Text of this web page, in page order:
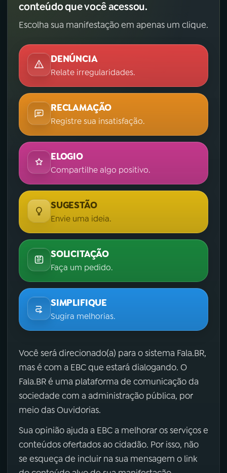
conteúdo que você acessou.
Escolha sua manifestação em apenas um clique.
DENÚNCIA
Relate irregularidades.
RECLAMAÇÃO
Registre sua insatisfação.
ELOGIO
Compartilhe algo positivo.
SUGESTÃO
Envie uma ideia.
SOLICITAÇÃO
Faça um pedido.
SIMPLIFIQUE
Sugira melhorias.
Você será direcionado(a) para o sistema Fala.BR,
mas é com a EBC que estará dialogando. O
Fala.BR é uma plataforma de comunicação da
sociedade com a administração pública, por
meio das Ouvidorias.
Sua opinião ajuda a EBC a melhorar os serviços e
conteúdos ofertados ao cidadão. Por isso, não
se esqueça de incluir na sua mensagem o link